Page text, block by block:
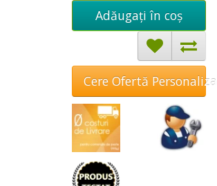
Adăugați în coş
Cere Ofertă